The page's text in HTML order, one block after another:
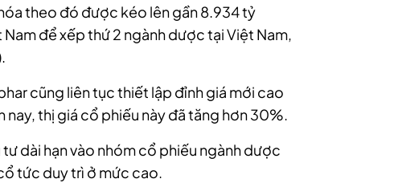
theo đó được kéo lên gần 8.934 tỷ
để xếp thứ 2 ngành dược tại Việt Nam,
cũng liên tục thiết lập đỉnh giá mới cao
nay, thị giá cổ phiếu này đã tăng hơn 30%.
dài hạn vào nhóm cổ phiếu ngành dược
tức duy trì ở mức cao.